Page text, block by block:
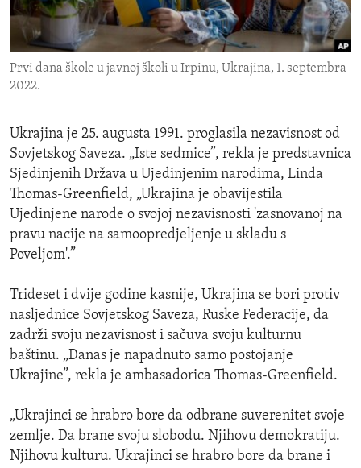
ENVIRONMENT AND HEALTH
IDEALS AND INSTITUTIONS
Prvi dana škole u javnoj školi u Irpinu, Ukrajina, 1. septembra
2022.
Ukrajina je 25. augusta 1991. proglasila nezavisnost od
Sovjetskog Saveza. „Iste sedmice”, rekla je predstavnica
Sjedinjenih Država u Ujedinjenim narodima, Linda
Thomas-Greenfield, „Ukrajina je obavijestila
Ujedinjene narode o svojoj nezavisnosti 'zasnovanoj na
pravu nacije na samoopredjeljenje u skladu s
Poveljom'.”
Trideset i dvije godine kasnije, Ukrajina se bori protiv
nasljednice Sovjetskog Saveza, Ruske Federacije, da
zadrži svoju nezavisnost i sačuva svoju kulturnu
baštinu. „Danas je napadnuto samo postojanje
Ukrajine”, rekla je ambasadorica Thomas-Greenfield.
„Ukrajinci se hrabro bore da odbrane suverenitet svoje
zemlje. Da brane svoju slobodu. Njihovu demokratiju.
Njihovu kulturu. Ukrajinci se hrabro bore da brane i